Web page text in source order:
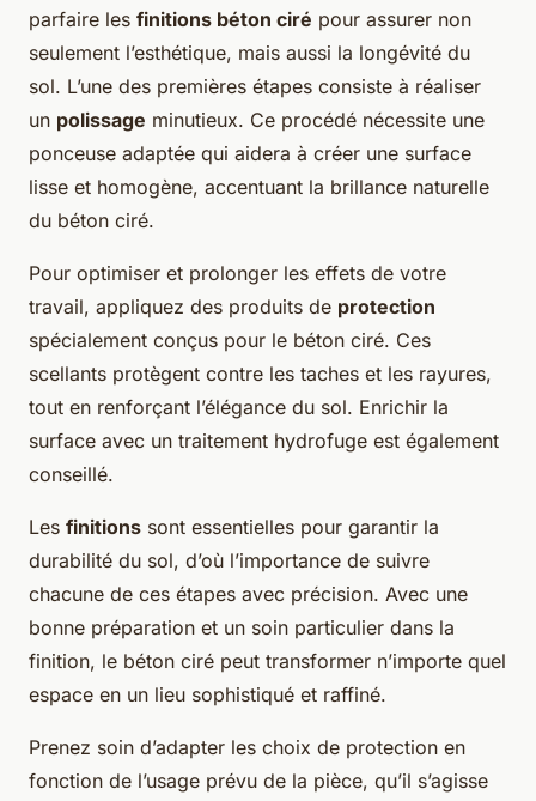
parfaire les finitions béton ciré pour assurer non
seulement l’esthétique, mais aussi la longévité du
sol. L’une des premières étapes consiste à réaliser
un polissage minutieux. Ce procédé nécessite une
ponceuse adaptée qui aidera à créer une surface
lisse et homogène, accentuant la brillance naturelle
du béton ciré.
Pour optimiser et prolonger les effets de votre
travail, appliquez des produits de protection
spécialement conçus pour le béton ciré. Ces
scellants protègent contre les taches et les rayures,
tout en renforçant l’élégance du sol. Enrichir la
surface avec un traitement hydrofuge est également
conseillé.
Les finitions sont essentielles pour garantir la
durabilité du sol, d’où l’importance de suivre
chacune de ces étapes avec précision. Avec une
bonne préparation et un soin particulier dans la
finition, le béton ciré peut transformer n’importe quel
espace en un lieu sophistiqué et raffiné.
Prenez soin d’adapter les choix de protection en
fonction de l’usage prévu de la pièce, qu’il s’agisse